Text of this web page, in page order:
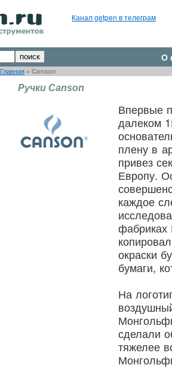
Канал getpen в телеграм
О
Главная » Canson
Ручки Canson
Впервые
далеком
плену в
привез
Европу.
каждое
фабриках
окраски
бумаги,
На
сделали
тяжелее